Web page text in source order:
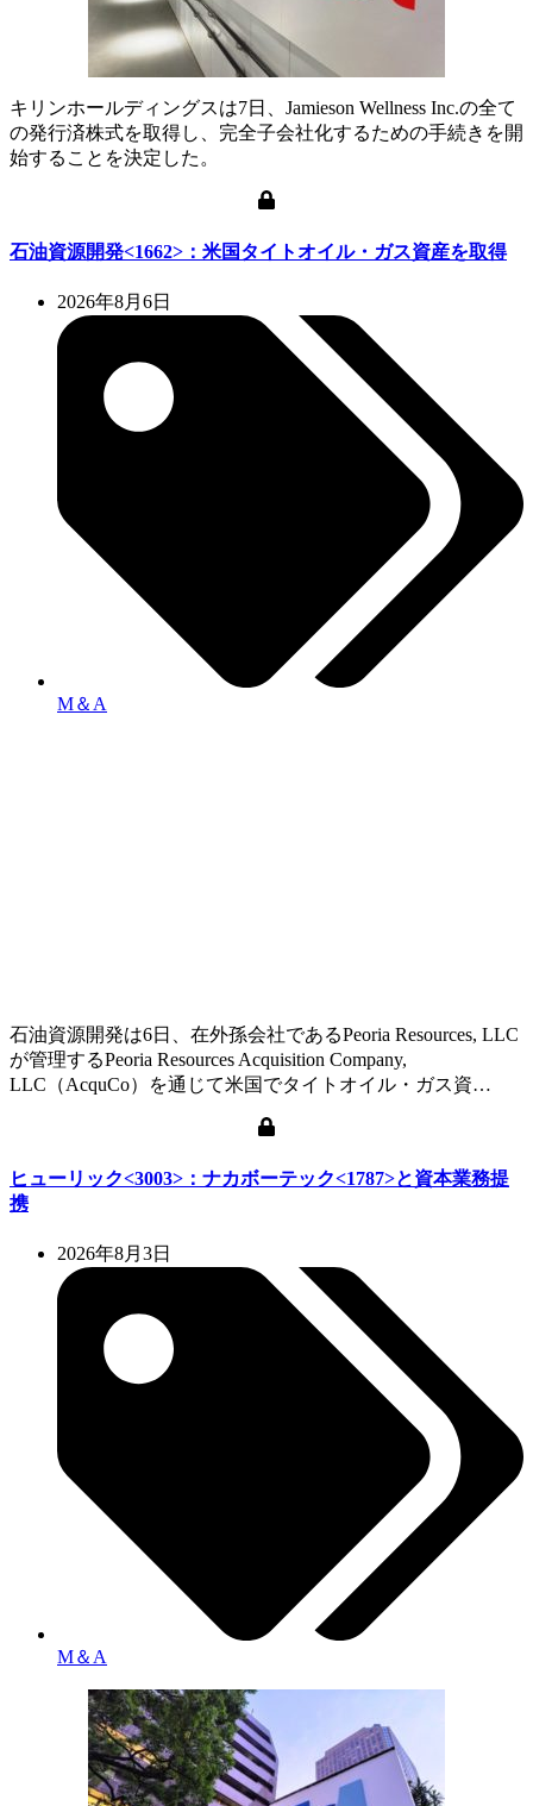
キリンホールディングスは7日、Jamieson Wellness Inc.の全て
の発行済株式を取得し、完全子会社化するための手続きを開
始することを決定した。
石油資源開発<1662>：米国タイトオイル・ガス資産を取得
2026年8月6日
M＆A
石油資源開発は6日、在外孫会社であるPeoria Resources, LLC
が管理するPeoria Resources Acquisition Company,
LLC（AcquCo）を通じて米国でタイトオイル・ガス資…
ヒューリック<3003>：ナカボーテック<1787>と資本業務提
携
2026年8月3日
M＆A